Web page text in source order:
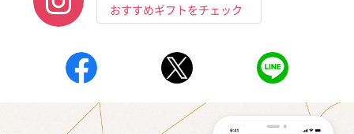
おすすめギフトをチェック